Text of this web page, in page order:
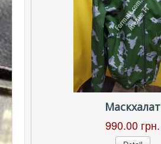
Маскхалат
990.00 грн.